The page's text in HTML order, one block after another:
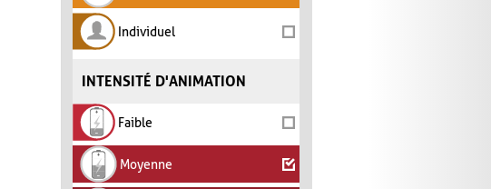
Individuel
INTENSITÉ D'ANIMATION
Faible
Moyenne